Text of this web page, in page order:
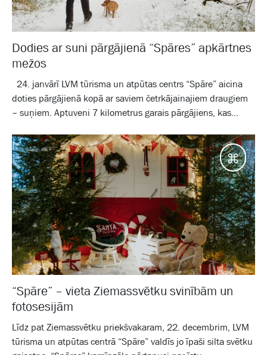
Dodies ar suni pārgājienā “Spāres” apkārtnes
mežos
24. janvārī LVM tūrisma un atpūtas centrs “Spāre” aicina
doties pārgājienā kopā ar saviem četrkājainajiem draugiem
– suņiem. Aptuveni 7 kilometrus garais pārgājiens, kas...
“Spāre” – vieta Ziemassvētku svinībām un
fotosesijām
Līdz pat Ziemassvētku priekšvakaram, 22. decembrim, LVM
tūrisma un atpūtas centrā “Spāre” valdīs jo īpaši silta svētku